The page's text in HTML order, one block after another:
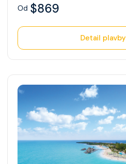
Od $869
Detail plavby